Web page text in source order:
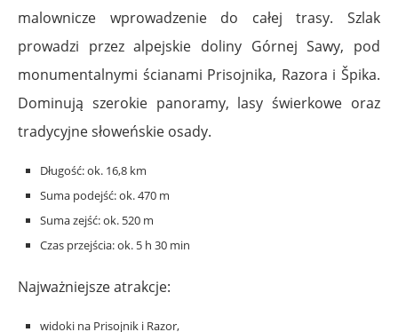
malownicze wprowadzenie do całej trasy. Szlak
prowadzi przez alpejskie doliny Górnej Sawy, pod
monumentalnymi ścianami Prisojnika, Razora i Špika.
Dominują szerokie panoramy, lasy świerkowe oraz
tradycyjne słoweńskie osady.
Długość: ok. 16,8 km
Suma podejść: ok. 470 m
Suma zejść: ok. 520 m
Czas przejścia: ok. 5 h 30 min
Najważniejsze atrakcje:
widoki na Prisojnik i Razor,